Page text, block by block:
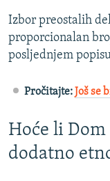
Izbor preostalih
proporcionalan
posljednjem
Pročitajte: Još se
Hoće li
dodatno